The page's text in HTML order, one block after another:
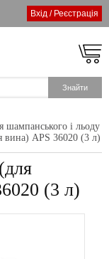
Вхід / Реєстрація
шампанського і льоду
вина) APS 36020 (3 л)
(3 л)